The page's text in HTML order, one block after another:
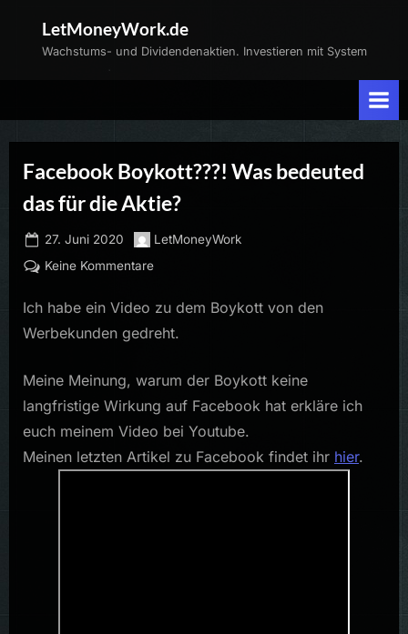
LetMoneyWork.de
Wachstums- und Dividendenaktien. Investieren mit System
Facebook Boykott???! Was bedeuted
das für die Aktie?
Posted
on
27. Juni 2020 By
LetMoneyWork
Keine Kommentarezu
Boykott???!
Was
für
die
Aktie?
Ich habe ein Video zu dem Boykott von den
Werbekunden gedreht.
Meine Meinung, warum der Boykott keine
langfristige Wirkung auf Facebook hat erkläre ich
euch meinem Video bei Youtube.
Meinen letzten Artikel zu Facebook findet ihr hier.